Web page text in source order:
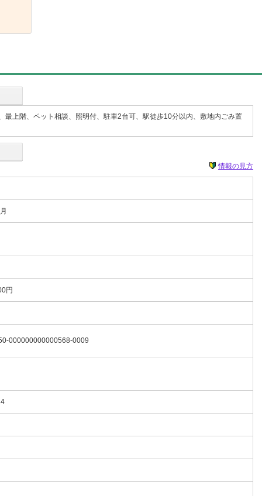
上階、ペット相談、照明付、駐車2台可、駅徒歩10分以内、敷地内ごみ置
情報の見方
円
000000000000568-0009